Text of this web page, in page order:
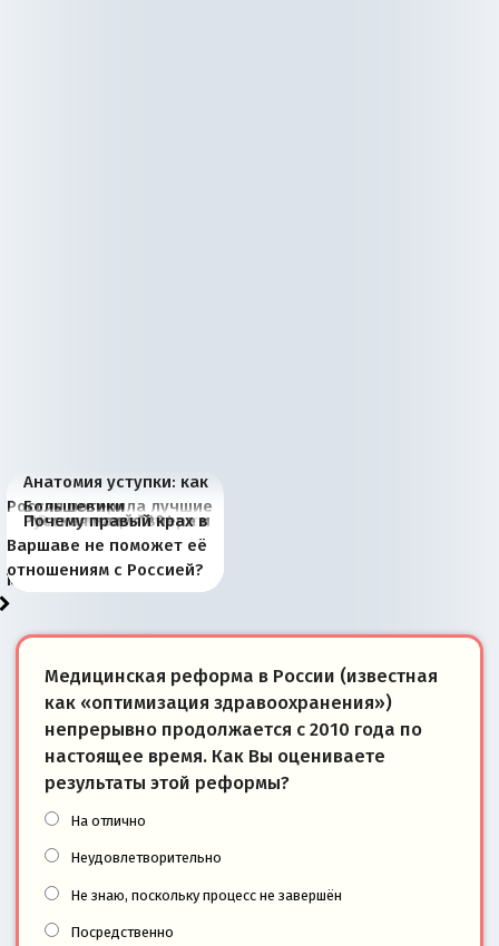
Анатомия уступки: как
Россия потеряла лучшие
рыбопромысловые
районы Баренцева
моря
Большевики
отличаются от «Яблока»
тем, что они -
победители
Киевская марионетка
Запада рассказала о
«переобувании» хозяев
В России назрели
перемены: 15 шагов к
суверенной экономике
Миграционный пожар
Европы
Россия начинает
сбрасывать балласт
Анкориджа
Россия зимой 1904
года: первые уступки во
внутренней политике
Русская нация вчера и
сегодня
Почему правый крах в
Варшаве не поможет её
отношениям с Россией?
Медицинская реформа в России (известная
как «оптимизация здравоохранения»)
непрерывно продолжается с 2010 года по
настоящее время. Как Вы оцениваете
результаты этой реформы?
На отлично
Неудовлетворительно
Не знаю, поскольку процесс не завершён
Посредственно